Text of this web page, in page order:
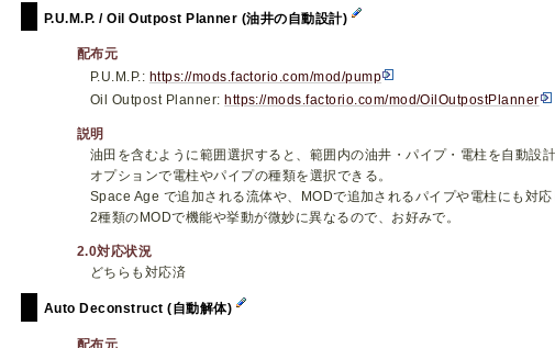
P.U.M.P. / Oil Outpost Planner (油井の自動設計)
配布元
P.U.M.P.: https://mods.factorio.com/mod/pump
Oil Outpost Planner: https://mods.factorio.com/mod/OilOutpostPlanner
説明
油田を含むように範囲選択すると、範囲内の油井・パイプ・電柱を自動設計
オプションで電柱やパイプの種類を選択できる。
Space Age で追加される流体や、MODで追加されるパイプや電柱にも対応
2種類のMODで機能や挙動が微妙に異なるので、お好みで。
2.0対応状況
どちらも対応済
Auto Deconstruct (自動解体)
配布元